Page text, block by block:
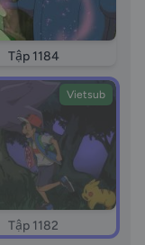
Tập 1184
Vietsub
Tập 1182